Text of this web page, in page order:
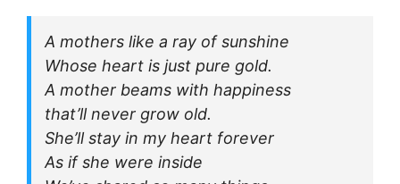
A mothers like a ray of sunshine
Whose heart is just pure gold.
A mother beams with happiness
that’ll never grow old.
She’ll stay in my heart forever
As if she were inside